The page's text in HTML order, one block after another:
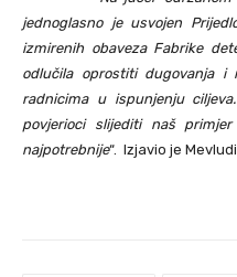
jednoglasno je usvojen
izmirenih obaveza Fabrike
odlučila oprostiti dugovanja
radnicima u ispunjenju
povjerioci slijediti naš
najpotrebnije“. Izjavio je